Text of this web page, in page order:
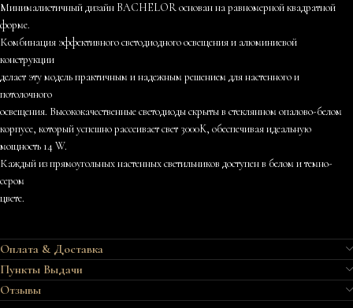
Минималистичный дизайн BACHELOR основан на равномерной квадратной
форме.
Комбинация эффективного светодиодного освещения и алюминиевой
конструкции
делает эту модель практичным и надежным решением для настенного и
потолочного
освещения. Высококачественные светодиоды скрыты в стеклянном опалово-белом
корпусе, который успешно рассеивает свет 3000K, обеспечивая идеальную
мощность 14 W.
Каждый из прямоугольных настенных светильников доступен в белом и темно-
сером
цвете.
Оплата & Доставка
Пункты Выдачи
Отзывы